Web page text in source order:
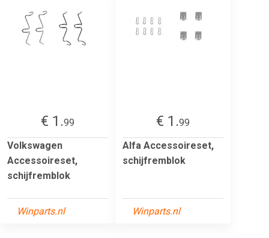
€ 1.99
Volkswagen
Accessoireset,
schijfremblok
Winparts.nl
€ 1.99
Alfa Accessoireset,
schijfremblok
Winparts.nl